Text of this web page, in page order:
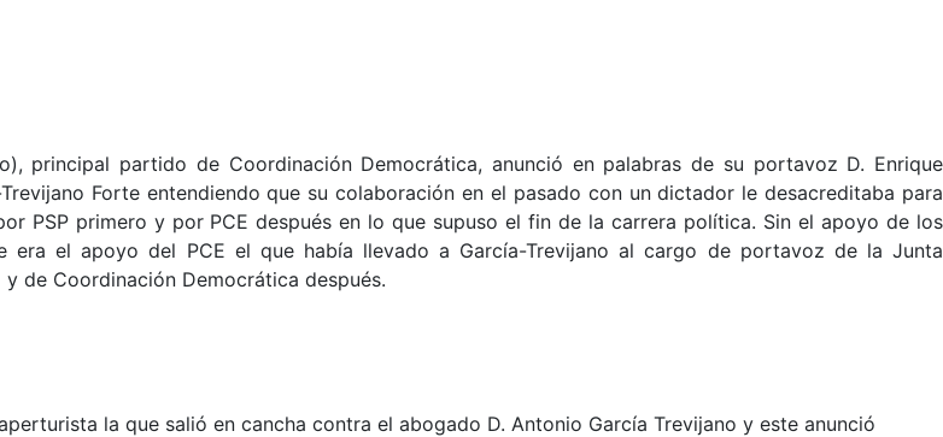
principal partido de Coordinación Democrática, anunció en palabras de su portavoz D. Enrique
Forte entendiendo que su colaboración en el pasado con un dictador le desacreditaba para
PSP primero y por PCE después en lo que supuso el fin de la carrera política. Sin el apoyo de los
era el apoyo del PCE el que había llevado a García-Trevijano al cargo de portavoz de la Junta
de Coordinación Democrática después.
la que salió en cancha contra el abogado D. Antonio García Trevijano y este anunció